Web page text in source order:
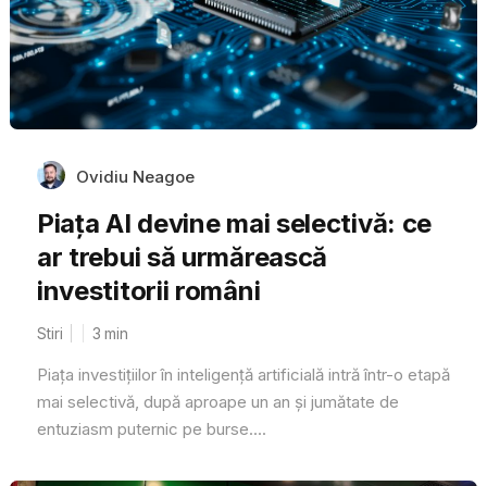
Ovidiu Neagoe
Piața AI devine mai selectivă: ce
ar trebui să urmărească
investitorii români
Stiri 3 min
Piața investițiilor în inteligență artificială intră într-o etapă
mai selectivă, după aproape un an și jumătate de
entuziasm puternic pe burse....